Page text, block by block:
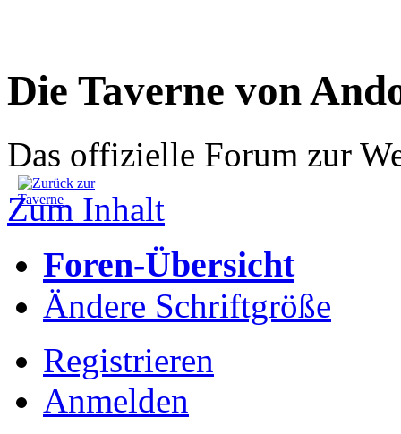
Die Taverne von
Das offizielle Forum zur
Zum Inhalt
Foren-Übersicht
Ändere Schriftgröße
Registrieren
Anmelden